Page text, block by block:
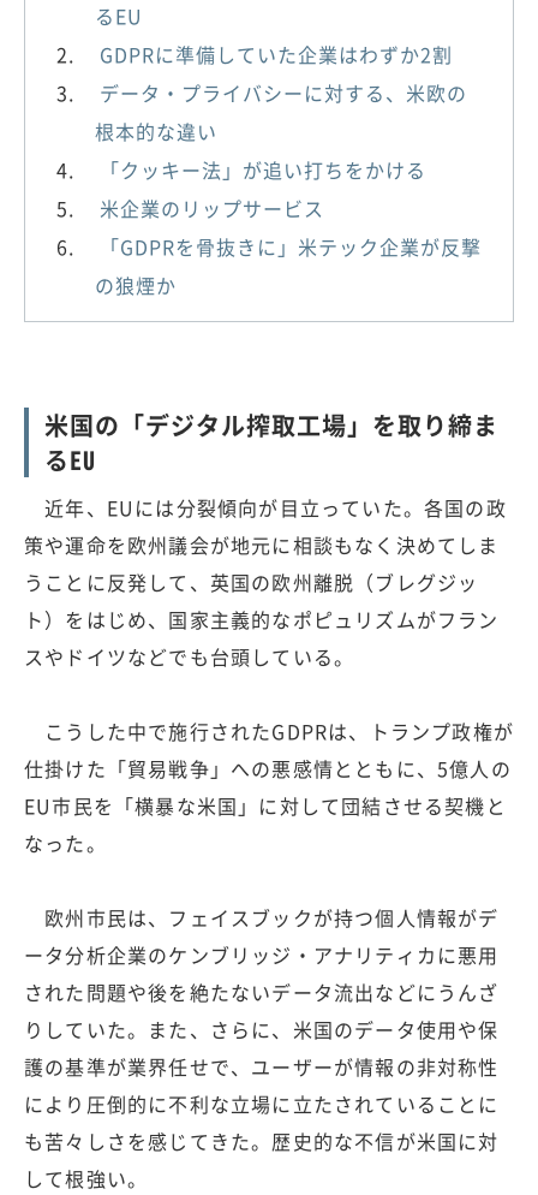
るEU
GDPRに準備していた企業はわずか2割
データ・プライバシーに対する、米欧の
根本的な違い
「クッキー法」が追い打ちをかける
米企業のリップサービス
「GDPRを骨抜きに」米テック企業が反撃
の狼煙か
米国の「デジタル搾取工場」を取り締ま
るEU
近年、EUには分裂傾向が目立っていた。各国の政
策や運命を欧州議会が地元に相談もなく決めてしま
うことに反発して、英国の欧州離脱（ブレグジッ
ト）をはじめ、国家主義的なポピュリズムがフラン
スやドイツなどでも台頭している。
こうした中で施行されたGDPRは、トランプ政権が
仕掛けた「貿易戦争」への悪感情とともに、5億人の
EU市民を「横暴な米国」に対して団結させる契機と
なった。
欧州市民は、フェイスブックが持つ個人情報がデ
ータ分析企業のケンブリッジ・アナリティカに悪用
された問題や後を絶たないデータ流出などにうんざ
りしていた。また、さらに、米国のデータ使用や保
護の基準が業界任せで、ユーザーが情報の非対称性
により圧倒的に不利な立場に立たされていることに
も苦々しさを感じてきた。歴史的な不信が米国に対
して根強い。